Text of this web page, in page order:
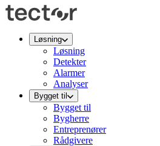
Løsning
Løsning
Detekter
Alarmer
Analyser
Bygget til
Bygget til
Bygherre
Entreprenører
Rådgivere